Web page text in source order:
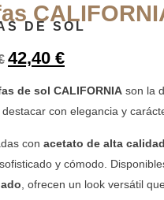
DE SOL
42,40 €
de sol CALIFORNIA son la
con elegancia y
con acetato de alta calidad
y cómodo.
, ofrecen un look versátil